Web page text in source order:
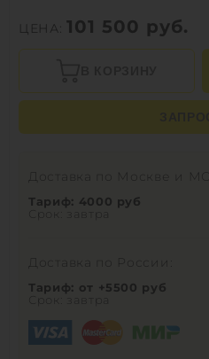
ЦЕНА: 101 500 руб.
Доставка по Москве и МО:
Тариф: 4000 руб
Срок: завтра
Доставка по России:
Тариф: от +5500 руб
Срок: завтра